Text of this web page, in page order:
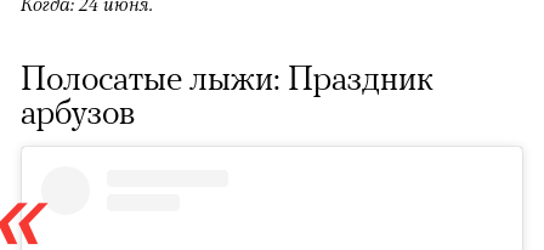
Полосатые лыжи: Праздник
арбузов